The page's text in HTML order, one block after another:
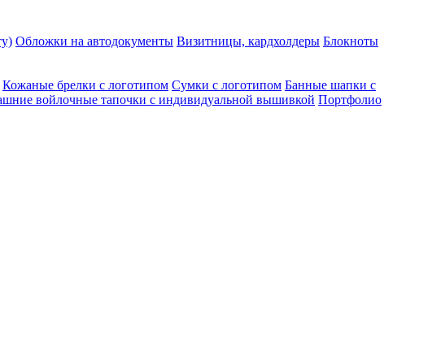
Обложки на автодокументы Визитницы, кардхолдеры Блокноты
Кожаные брелки с логотипом Сумки с логотипом Банные шапки с
войлочные тапочки с индивидуальной вышивкой Портфолио